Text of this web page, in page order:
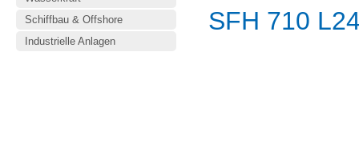
Schiffbau & Offshore
Industrielle Anlagen
SFH 710